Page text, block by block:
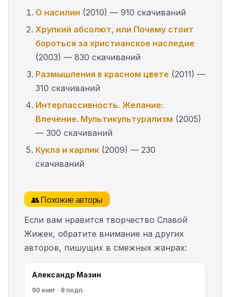
О насилии (2010) — 910 скачиваний
Хрупкий абсолют, или Почему стоит
бороться за христианское наследие
(2003) — 830 скачиваний
Размышления в красном цвете (2011) —
310 скачиваний
Интерпассивность. Желание:
Влечение. Мультикультурализм (2005)
— 300 скачиваний
Кукла и карлик (2009) — 230
скачиваний
👥 Похожие авторы
Если вам нравится творчество Славой
Жижек, обратите внимание на других
авторов, пишущих в смежных жанрах:
Александр Мазин
90 книг · 8 подп.